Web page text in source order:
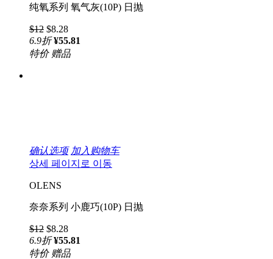
纯氧系列 氧气灰(10P) 日抛
$12 $8.28
6.9折 ¥55.81
特价 赠品
确认选项 加入购物车
상세 페이지로 이동
OLENS
奈奈系列 小鹿巧(10P) 日抛
$12 $8.28
6.9折 ¥55.81
特价 赠品